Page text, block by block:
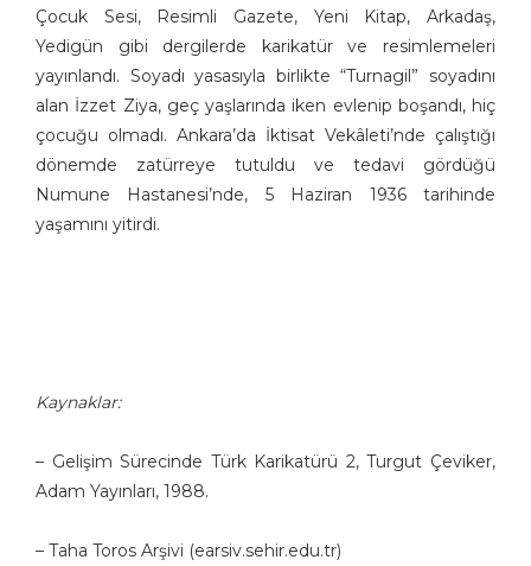
Çocuk Sesi, Resimli Gazete, Yeni Kitap, Arkadaş,
Yedigün gibi dergilerde karikatür ve resimlemeleri
yayınlandı. Soyadı yasasıyla birlikte “Turnagil” soyadını
alan İzzet Ziya, geç yaşlarında iken evlenip boşandı, hiç
çocuğu olmadı. Ankara’da İktisat Vekâleti’nde çalıştığı
dönemde zatürreye tutuldu ve tedavi gördüğü
Numune Hastanesi’nde, 5 Haziran 1936 tarihinde
yaşamını yitirdi.
Kaynaklar:
– Gelişim Sürecinde Türk Karikatürü 2, Turgut Çeviker,
Adam Yayınları, 1988.
– Taha Toros Arşivi (earsiv.sehir.edu.tr)